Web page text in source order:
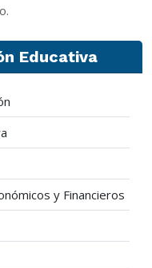
Educativa
y Financieros